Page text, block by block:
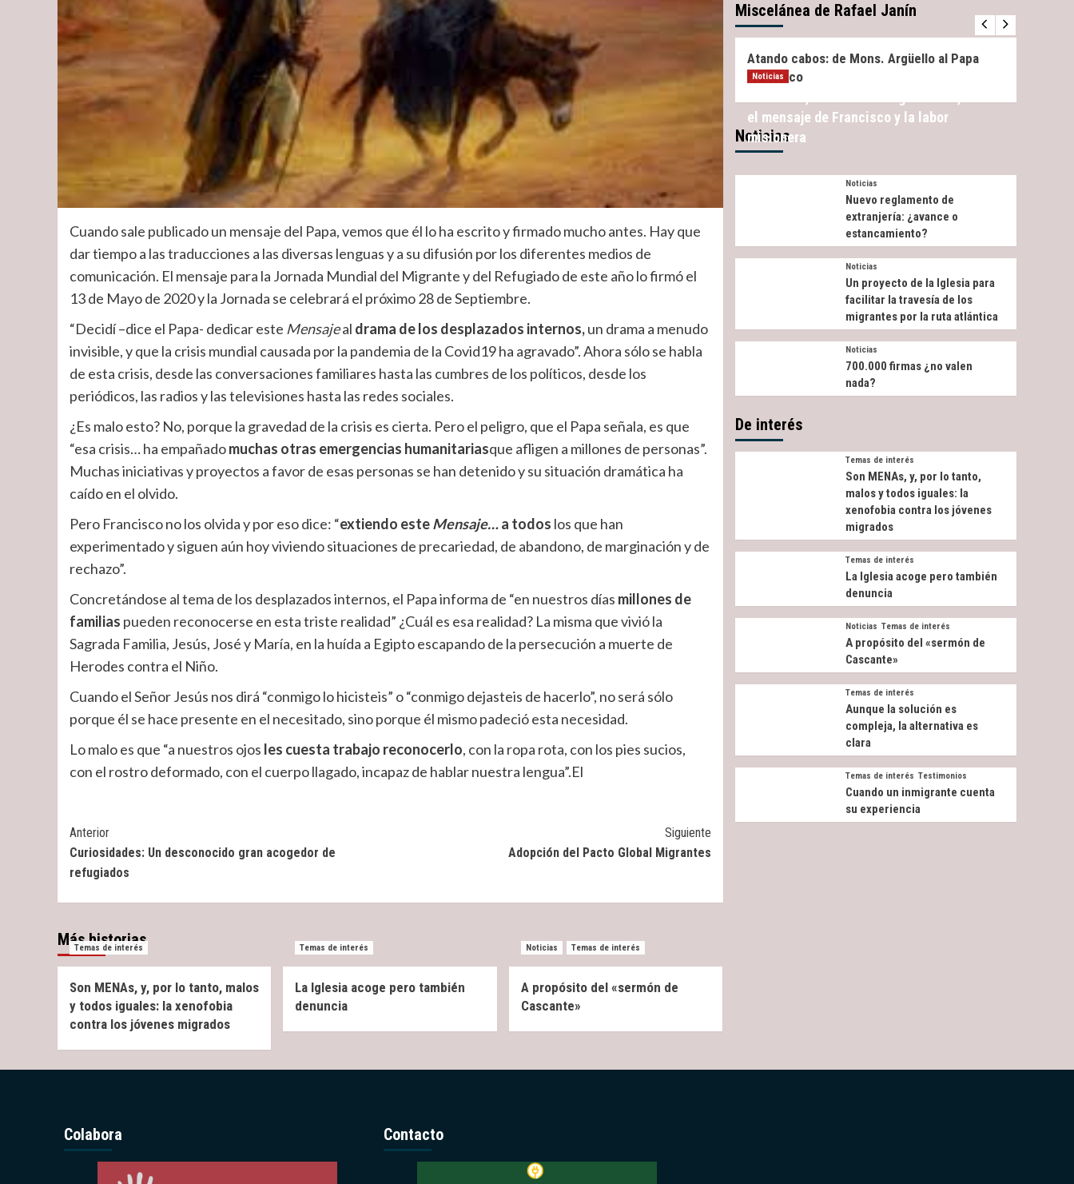
Cuando sale publicado un mensaje del Papa, vemos que él lo ha escrito y firmado mucho antes. Hay que
dar tiempo a las traducciones a las diversas lenguas y a su difusión por los diferentes medios de
comunicación. El mensaje para la Jornada Mundial del Migrante y del Refugiado de este año lo firmó el
13 de Mayo de 2020 y la Jornada se celebrará el próximo 28 de Septiembre.
“Decidí –dice el Papa- dedicar este Mensajeal drama de los desplazados internos,un drama a menudo
invisible, y que la crisis mundial causada por la pandemia de la Covid19 ha agravado”. Ahora sólo se habla
de esta crisis, desde las conversaciones familiares hasta las cumbres de los políticos, desde los
periódicos, las radios y las televisiones hasta las redes sociales.
¿Es malo esto? No, porque la gravedad de la crisis es cierta. Pero el peligro, que el Papa señala, es que
“esa crisis… ha empañadomuchas otras emergencias humanitariasque afligen a millones de personas”.
Muchas iniciativas y proyectos a favor de esas personas se han detenido y su situación dramática ha
caído en el olvido.
Pero Francisco no los olvida y por eso dice: “extiendo esteMensaje…a todos los que han
experimentado y siguen aún hoy viviendo situaciones de precariedad, de abandono, de marginación y de
rechazo”.
Concretándose al tema de los desplazados internos, el Papa informa de “en nuestros días millones de
familias pueden reconocerse en esta triste realidad” ¿Cuál es esa realidad? La misma que vivió la
Sagrada Familia, Jesús, José y María, en la huída a Egipto escapando de la persecución a muerte de
Herodes contra el Niño.
Cuando el Señor Jesús nos dirá “conmigo lo hicisteis” o “conmigo dejasteis de hacerlo”, no será sólo
porque él se hace presente en el necesitado, sino porque él mismo padeció esta necesidad.
Lo malo es que “a nuestros ojos les cuesta trabajo reconocerlo, con la ropa rota, con los pies sucios,
con el rostro deformado, con el cuerpo llagado, incapaz de hablar nuestra lengua”.El
Post
Navigation
Anterior
Curiosidades: Un desconocido gran acogedor de
refugiados
Siguiente
Adopción del Pacto Global Migrantes
Más historias
Temas de interés
Son MENAs, y, por lo tanto, malos
y todos iguales: la xenofobia
contra los jóvenes migrados
Temas de interés
La Iglesia acoge pero también
denuncia
Noticias Temas de interés
A propósito del «sermón de
Cascante»
Miscelánea de Rafael Janín
Miscelánea
La profesora de italiano que habla de Dios a
sus alumnos musulmanes
Miscelánea Noticias
Atando cabos: de Mons. Argüello al Papa
Francisco
Noticias
Noticias
el mensaje de Francisco y la labor
misionera
Noticias
Nuevo reglamento de
extranjería: ¿avance o
estancamiento?
Noticias
Un proyecto de la Iglesia para
facilitar la travesía de los
migrantes por la ruta atlántica
Noticias
700.000 firmas ¿no valen
nada?
De interés
Temas de interés
Son MENAs, y, por lo tanto,
malos y todos iguales: la
xenofobia contra los jóvenes
migrados
Temas de interés
La Iglesia acoge pero también
denuncia
Noticias Temas de interés
A propósito del «sermón de
Cascante»
Temas de interés
Aunque la solución es
compleja, la alternativa es
clara
Temas de interés Testimonios
Cuando un inmigrante cuenta
su experiencia
Colabora Contacto